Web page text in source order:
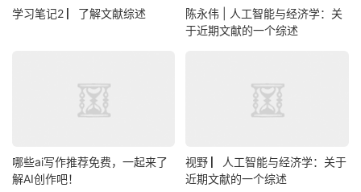
学习笔记2 ▏了解文献综述
陈永伟 | 人工智能与经济学：关
于近期文献的一个综述
哪些ai写作推荐免费，一起来了
解AI创作吧！
视野 ▏人工智能与经济学：关于
近期文献的一个综述